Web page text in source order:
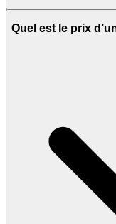
Quel est le prix